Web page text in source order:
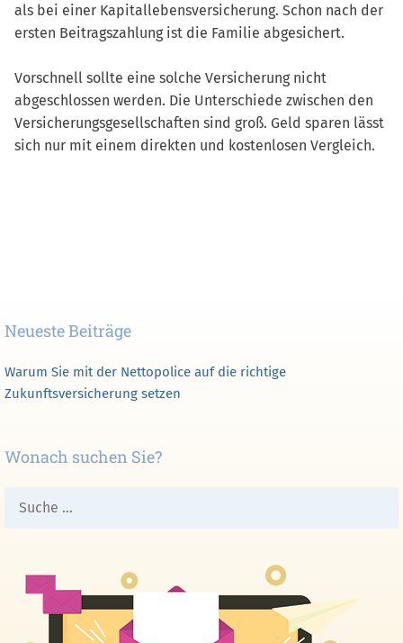
als bei einer Kapitallebensversicherung. Schon nach der
ersten Beitragszahlung ist die Familie abgesichert.
Vorschnell sollte eine solche Versicherung nicht
abgeschlossen werden. Die Unterschiede zwischen den
Versicherungsgesellschaften sind groß. Geld sparen lässt
sich nur mit einem direkten und kostenlosen Vergleich.
Neueste Beiträge
Warum Sie mit der Nettopolice auf die richtige
Zukunftsversicherung setzen
Wonach suchen Sie?